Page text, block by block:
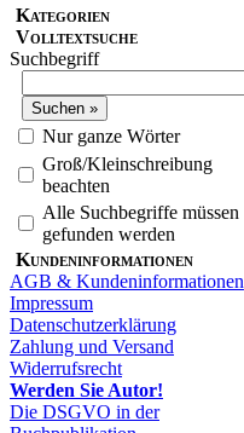
Kategorien
Volltextsuche
Suchbegriff
Nur ganze Wörter
Groß/Kleinschreibung
beachten
Alle Suchbegriffe müssen
gefunden werden
Kundeninformationen
AGB & Kundeninformationen
Impressum
Datenschutzerklärung
Zahlung und Versand
Widerrufsrecht
Werden Sie Autor!
Die DSGVO in der